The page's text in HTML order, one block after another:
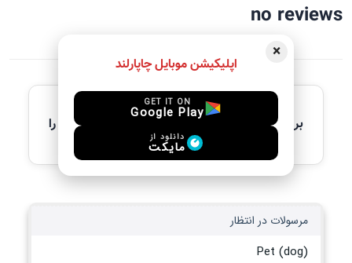
no reviews
آخرین آگهی های فعال
برای مشاهده جزئیات کامل، لطفاً آگهی مورد نظر را
انتخاب کنید
مرسولات در انتظار
Pet (dog)
×
اپلیکیشن موبایل چاپارلند
GET IT ON
Google Play
دانلود از
مایکت